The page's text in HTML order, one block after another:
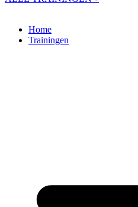
Home
Trainingen